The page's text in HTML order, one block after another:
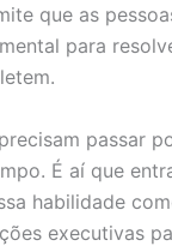
que as
para
passar
É aí que
habilidade
executivas